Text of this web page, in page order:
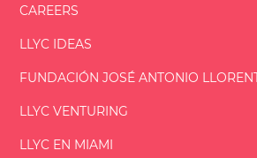
CAREERS
LLYC IDEAS
FUNDACIÓNJOSÉ ANTONIO
LLYC VENTURING
LLYC EN MIAMI